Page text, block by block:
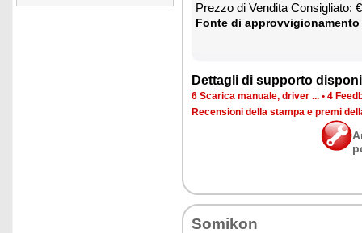
Prez­zo di Ven­di­ta Con­si­glia­to:
Fon­te di
Det­ta­gli di sup­por­to
6 Sca­ri­ca ma­nua­le, dri­ver ... • 4
Re­cen­sio­ni del­la stam­pa e pre­mi
So­mi­kon